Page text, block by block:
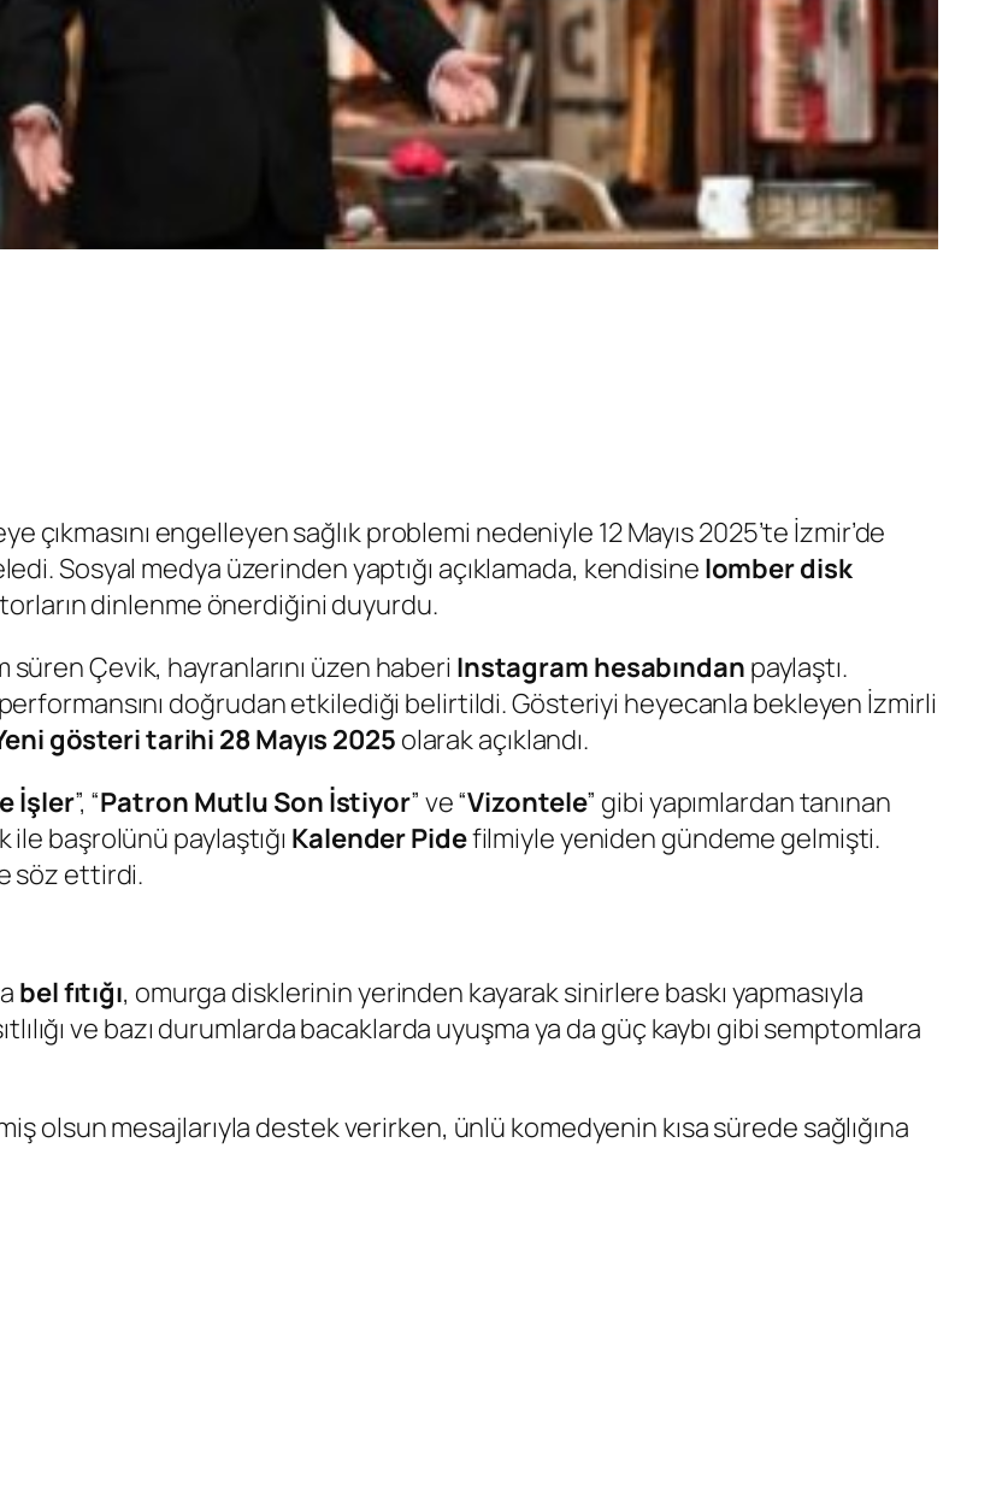
çıkmasını engelleyen sağlık problemi nedeniyle 12 Mayıs 2025’te İzmir’de
Sosyal medya üzerinden yaptığı açıklamada, kendisine lomber disk
dinlenme önerdiğini duyurdu.
Çevik, hayranlarını üzen haberi Instagram hesabından paylaştı.
performansını doğrudan etkilediği belirtildi. Gösteriyi heyecanla bekleyen İzmirli
gösteri tarihi 28 Mayıs 2025 olarak açıklandı.
İşler”, “Patron Mutlu Son İstiyor” ve “Vizontele” gibi yapımlardan tanınan
ile başrolünü paylaştığı Kalender Pidefilmiyle yeniden gündeme gelmişti.
söz ettirdi.
bel fıtığı, omurga disklerinin yerinden kayarak sinirlere baskı yapmasıyla
ve bazı durumlarda bacaklarda uyuşma ya da güç kaybı gibi semptomlara
olsun mesajlarıyla destek verirken, ünlü komedyenin kısa sürede sağlığına